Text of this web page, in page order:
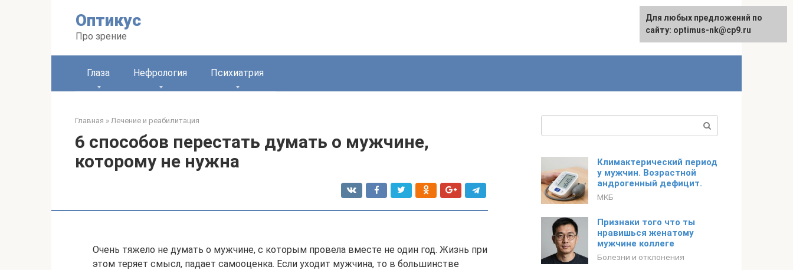
Оптикус
Про зрение
English
Глаза Нефрология Психиатрия
Главная » Лечение и реабилитация
6 способов перестать думать о мужчине,
которому не нужна
Очень тяжело не думать о мужчине, с которым провела вместе не один год. Жизнь при
этом теряет смысл, падает самооценка. Если уходит мужчина, то в большинстве
Климактерический период
у мужчин. Возрастной
андрогенный дефицит.
МКБ
Признаки того что ты
нравишься женатому
мужчине коллеге
Болезни и отклонения
Для любых предложений по
сайту: optimus-nk@cp9.ru